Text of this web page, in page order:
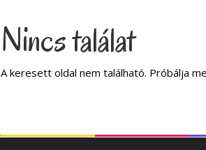
Nincs találat
A keresett oldal nem található. Próbálja